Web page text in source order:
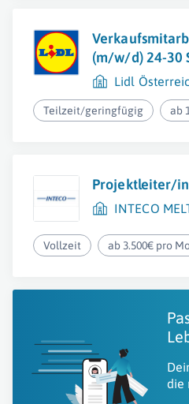
(m/w/d) 24-30
Lidl
Teilzeit/geringfügig ab
Projektleiter/
INTECO
Vollzeit ab 3.500€ pro
die